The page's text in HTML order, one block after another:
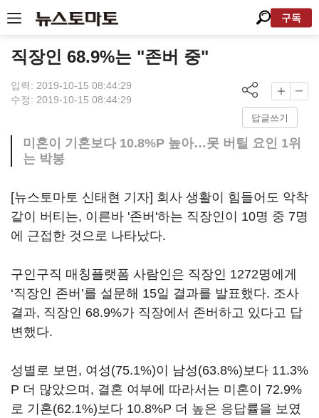
구독
직장인 68.9%는 "존버 중"
입력: 2019-10-15 08:44:29
수정: 2019-10-15 08:44:29
답글쓰기
미혼이 기혼보다 10.8%P 높아…못 버틸 요인 1위
는 박봉
[뉴스토마토 신태현 기자] 회사 생활이 힘들어도 악착
같이 버티는, 이른바 '존버'하는 직장인이 10명 중 7명
에 근접한 것으로 나타났다.
구인구직 매칭플랫폼 사람인은 직장인 1272명에게
‘직장인 존버’를 설문해 15일 결과를 발표했다. 조사
결과, 직장인 68.9%가 직장에서 존버하고 있다고 답
변했다.
성별로 보면, 여성(75.1%)이 남성(63.8%)보다 11.3%
P 더 많았으며, 결혼 여부에 따라서는 미혼이 72.9%
로 기혼(62.1%)보다 10.8%P 더 높은 응답률을 보였